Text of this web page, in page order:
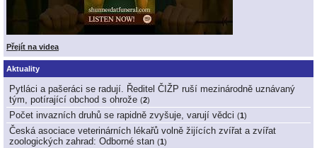
Přejít na videa
Aktuality
Pytláci a pašeráci se radují. Ředitel ČIŽP ruší mezinárodně uznávaný
tým, potírající obchod s ohrože (2)
Počet invazních druhů se rapidně zvyšuje, varují vědci (1)
Česká asociace veterinárních lékařů volně žijících zvířat a zvířat
zoologických zahrad: Odborné stan (1)